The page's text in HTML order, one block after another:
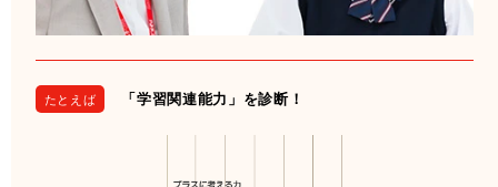
たとえば 「学習関連能力」を診断！